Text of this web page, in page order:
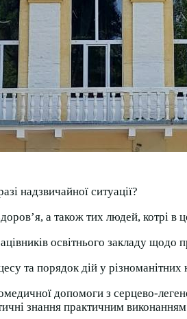
надзвичайної ситуації?
а також тих людей, котрі в
освітнього закладу щодо
та порядок дій у різноманітних
допомоги з серцево-
знання практичним